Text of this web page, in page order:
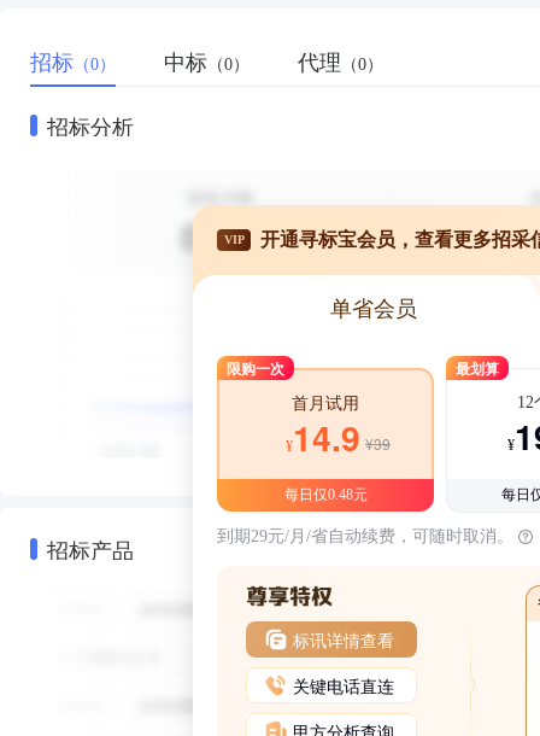
招标 （0） 中标 （0） 代理 （0）
招标分析
招标产品
VIP 开通寻标宝会员，查看更多招采
单省会员
限购一次
首月试用
¥14.9 ¥39
每日仅0.48元
最划算
12
¥
每日
到期29元/月/省自动续费，可随时取消。
标讯详情查看
关键电话直连
甲方分析查询